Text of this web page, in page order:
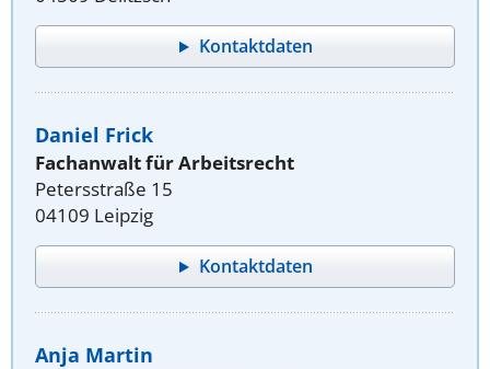
Kontaktdaten
Daniel Frick
Fachanwalt für Arbeitsrecht
Petersstraße 15
04109 Leipzig
Kontaktdaten
Anja Martin